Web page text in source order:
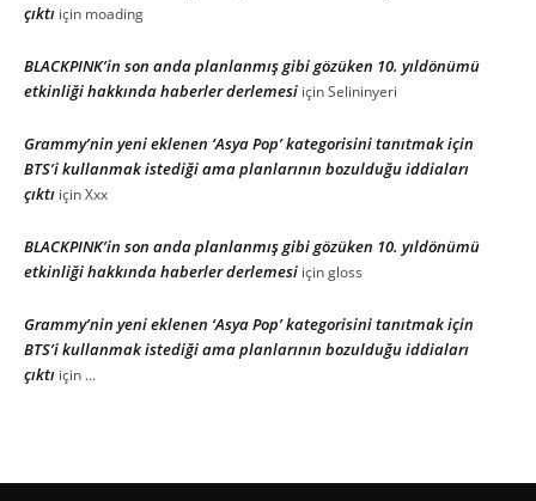
çıktı için moading
BLACKPINK’in son anda planlanmış gibi gözüken 10. yıldönümü
etkinliği hakkında haberler derlemesi içinSelininyeri
Grammy’nin yeni eklenen ‘Asya Pop’ kategorisini tanıtmak için
BTS’i kullanmak istediği ama planlarının bozulduğu iddiaları
çıktı içinXxx
BLACKPINK’in son anda planlanmış gibi gözüken 10. yıldönümü
etkinliği hakkında haberler derlemesi içingloss
Grammy’nin yeni eklenen ‘Asya Pop’ kategorisini tanıtmak için
BTS’i kullanmak istediği ama planlarının bozulduğu iddiaları
çıktı için ...